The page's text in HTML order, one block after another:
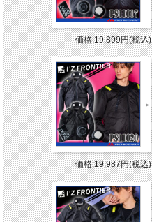
価格:19,899円(税込)
価格:19,987円(税込)